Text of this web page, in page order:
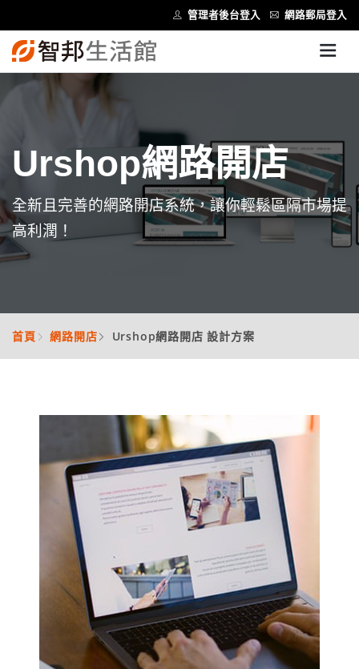
管理者後台登入 網路郵局登入
Urshop網路開店
全新且完善的網路開店系統，讓你輕鬆區隔市場提
高利潤！
首頁 網路開店 Urshop網路開店 設計方案